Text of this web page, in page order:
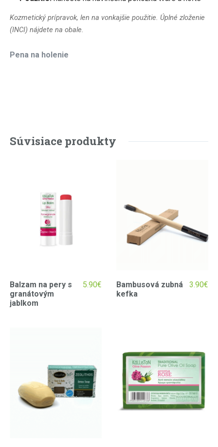
Kozmetický prípravok, len na vonkajšie použitie. Úplné zloženie
(INCI) nájdete na obale.
Pena na holenie
Súvisiace produkty
Balzam na pery s
granátovým
jablkom
5.90€
Bambusová zubná
kefka
3.90€